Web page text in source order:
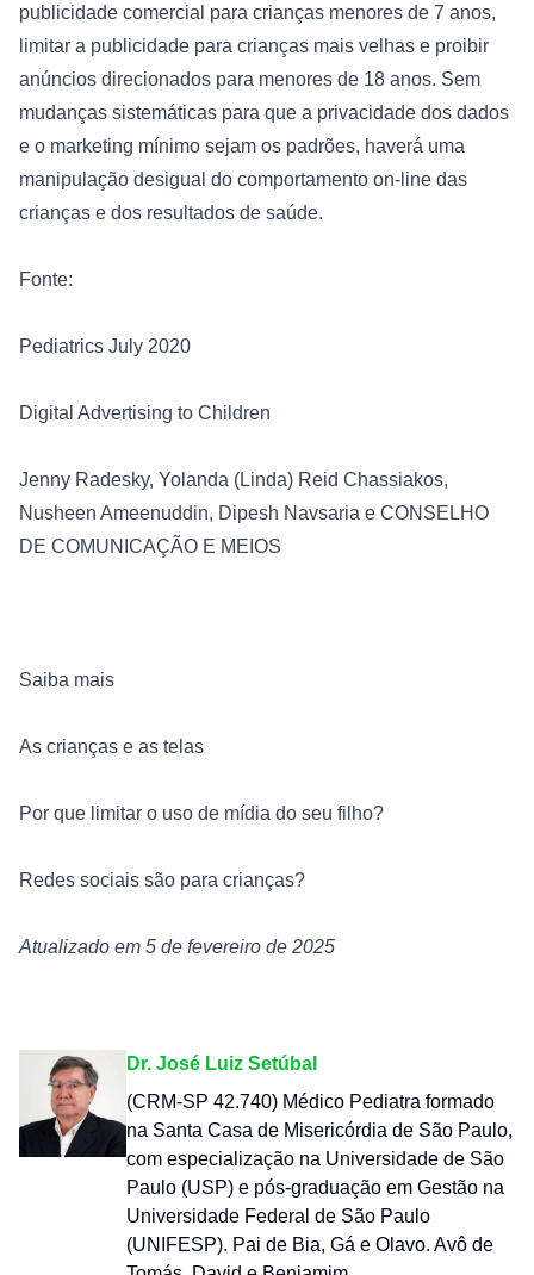
publicidade comercial para crianças menores de 7 anos,
limitar a publicidade para crianças mais velhas e proibir
anúncios direcionados para menores de 18 anos. Sem
mudanças sistemáticas para que a privacidade dos dados
e o marketing mínimo sejam os padrões, haverá uma
manipulação desigual do comportamento on-line das
crianças e dos resultados de saúde.
Fonte:
Pediatrics July 2020
Digital Advertising to Children
Jenny Radesky, Yolanda (Linda) Reid Chassiakos,
Nusheen Ameenuddin, Dipesh Navsaria e CONSELHO
DE COMUNICAÇÃO E MEIOS
Saiba mais
As crianças e as telas
Por que limitar o uso de mídia do seu filho?
Redes sociais são para crianças?
Atualizado em 5 de fevereiro de 2025
Dr. José Luiz Setúbal
(CRM-SP 42.740) Médico Pediatra formado
na Santa Casa de Misericórdia de São Paulo,
com especialização na Universidade de São
Paulo (USP) e pós-graduação em Gestão na
Universidade Federal de São Paulo
(UNIFESP). Pai de Bia, Gá e Olavo. Avô de